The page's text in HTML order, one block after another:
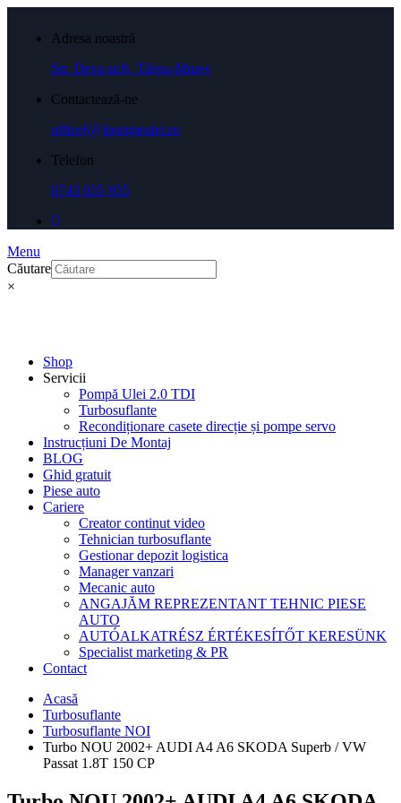
Adresa noastră
Str. Deva nr.8, Târgu-Mureș
Contactează-ne
office[@]pompeulei.ro
Telefon
0743 035 955
Menu
Căutare
×
Shop
Servicii
Pompă Ulei 2.0 TDI
Turbosuflante
Recondiționare casete direcție și pompe servo
Instrucțiuni De Montaj
BLOG
Ghid gratuit
Piese auto
Cariere
Creator continut video
Tehnician turbosuflante
Gestionar depozit logistica
Manager vanzari
Mecanic auto
ANGAJĂM REPREZENTANT TEHNIC PIESE
AUTO
AUTÓALKATRÉSZ ÉRTÉKESÍTŐT KERESÜNK
Specialist marketing & PR
Contact
Acasă
Turbosuflante
Turbosuflante NOI
Turbo NOU 2002+ AUDI A4 A6 SKODA Superb / VW
Passat 1.8T 150 CP